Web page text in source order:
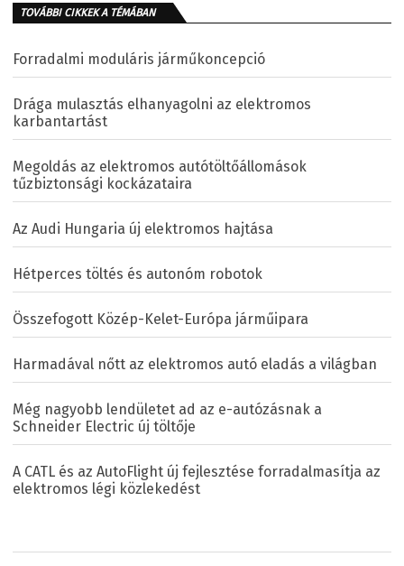
TOVÁBBI CIKKEK A TÉMÁBAN
Forradalmi moduláris járműkoncepció
Drága mulasztás elhanyagolni az elektromos
karbantartást
Megoldás az elektromos autótöltőállomások
tűzbiztonsági kockázataira
Az Audi Hungaria új elektromos hajtása
Hétperces töltés és autonóm robotok
Összefogott Közép-Kelet-Európa járműipara
Harmadával nőtt az elektromos autó eladás a világban
Még nagyobb lendületet ad az e-autózásnak a
Schneider Electric új töltője
A CATL és az AutoFlight új fejlesztése forradalmasítja az
elektromos légi közlekedést